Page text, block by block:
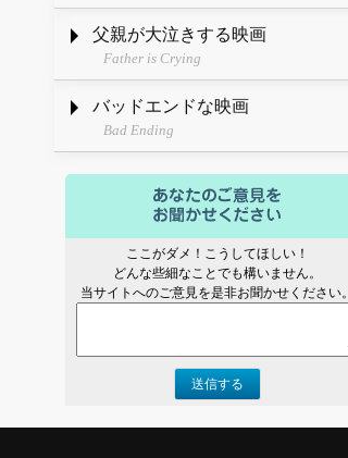
父親が大泣きする映画
Father is Crying
バッドエンドな映画
Bad Ending
ここがダメ！こうしてほしい！
どんな些細なことでも構いません。
当サイトへのご意見を是非お聞かせください。
送信する